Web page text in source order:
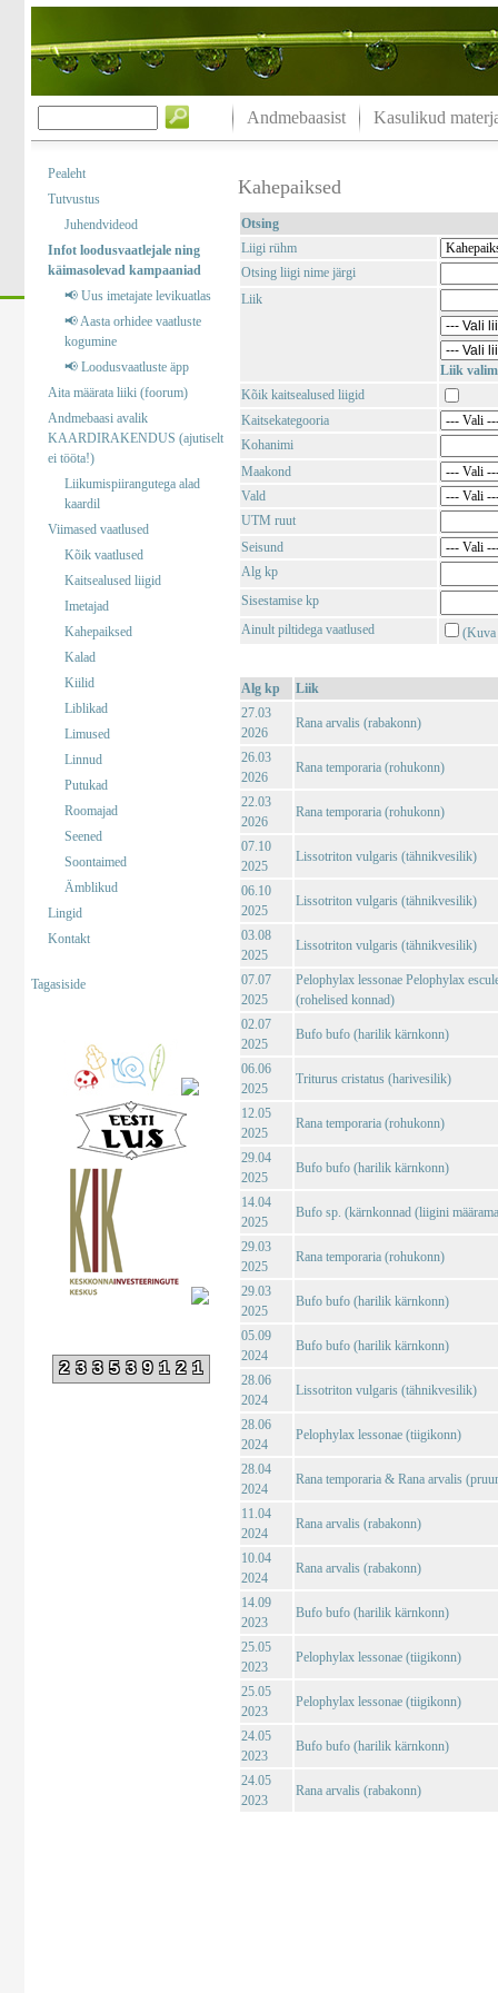
Andmebaasist Kasulikud
Pealeht
Tutvustus
Juhendvideod
Infot loodusvaatlejale ning
käimasolevad kampaaniad
📢 Uus imetajate levikuatlas
📢 Aasta orhidee vaatluste
kogumine
📢 Loodusvaatluste äpp
Aita määrata liiki (foorum)
Andmebaasi avalik
KAARDIRAKENDUS (ajutiselt
ei tööta!)
Liikumispiirangutega alad
kaardil
Viimased vaatlused
Kõik vaatlused
Kaitsealused liigid
Imetajad
Kahepaiksed
Kalad
Kiilid
Liblikad
Limused
Linnud
Putukad
Roomajad
Seened
Soontaimed
Ämblikud
Lingid
Kontakt
Tagasiside
233539121
Kahepaiksed
Otsing
Liigi rühm
Otsing liigi nime järgi
Liik
Liik
Kõik kaitsealused liigid
Kaitsekategooria
Kohanimi
Maakond
Vald
UTM ruut
Seisund
Alg kp
Sisestamise kp
Ainult piltidega vaatlused
(Kuva
Alg kp
Liik
27.03
2026
Rana arvalis (rabakonn)
26.03
2026
Rana temporaria (rohukonn)
22.03
2026
Rana temporaria (rohukonn)
07.10
2025
Lissotriton vulgaris (tähnikvesilik)
06.10
2025
Lissotriton vulgaris (tähnikvesilik)
03.08
2025
Lissotriton vulgaris (tähnikvesilik)
07.07
2025
Pelophylax lessonae Pelophylax
(rohelised konnad)
02.07
2025
Bufo bufo (harilik kärnkonn)
06.06
2025
Triturus cristatus (harivesilik)
12.05
2025
Rana temporaria (rohukonn)
29.04
2025
Bufo bufo (harilik kärnkonn)
14.04
2025
Bufo sp. (kärnkonnad (liigini
29.03
2025
Rana temporaria (rohukonn)
29.03
2025
Bufo bufo (harilik kärnkonn)
05.09
2024
Bufo bufo (harilik kärnkonn)
28.06
2024
Lissotriton vulgaris (tähnikvesilik)
28.06
2024
Pelophylax lessonae (tiigikonn)
28.04
2024
Rana temporaria & Rana arvalis
11.04
2024
Rana arvalis (rabakonn)
10.04
2024
Rana arvalis (rabakonn)
14.09
2023
Bufo bufo (harilik kärnkonn)
25.05
2023
Pelophylax lessonae (tiigikonn)
25.05
2023
Pelophylax lessonae (tiigikonn)
24.05
2023
Bufo bufo (harilik kärnkonn)
24.05
2023
Rana arvalis (rabakonn)